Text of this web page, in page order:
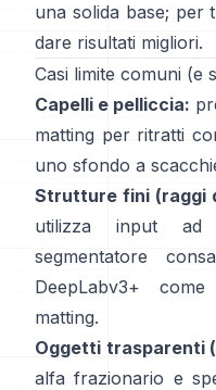
una solida base; per
dare risultati migliori.
Casi limite comuni (e
Capelli e pelliccia:
matting per ritratti
uno sfondo a
Strutture fini (raggi
utilizza input
segmentatore
DeepLabv3+ come
matting.
Oggetti trasparenti
alfa frazionario e